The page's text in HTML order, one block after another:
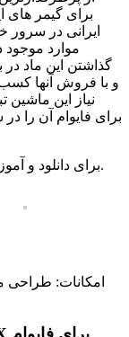
برای گیمر های
ایرانی در سرور
موارد موجود
گذاشتن این ماد
و با فروش آنها کسب
نیاز این ماشین
برای دانلود و آموزش نصب این مود به ادامه مطلب مراجعه کنید.
امکانات: طراحی